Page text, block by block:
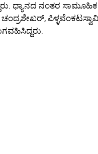
ಧ್ಯಾನದ ನಂತರ